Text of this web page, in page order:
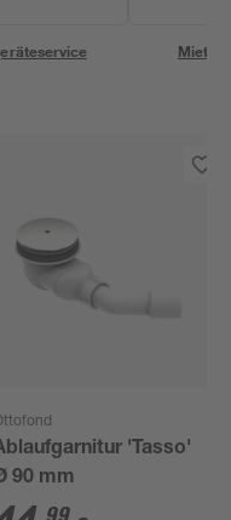
'Tasso'
90 mm